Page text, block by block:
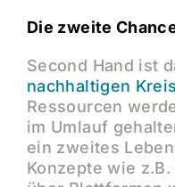
Die zweite
Second Hand ist
nachhaltigen
Ressourcen
im Umlauf
ein zweites
Konzepte wie